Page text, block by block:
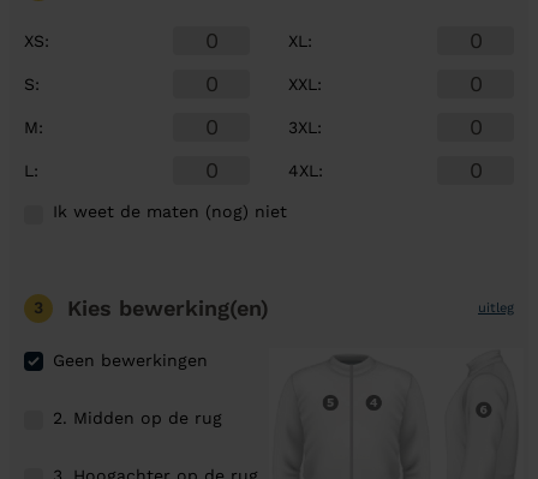
XS:
S:
M:
L :
XL :
XXL :
3XL :
4XL :
Ik weet de maten (nog) niet
3 Kies bewerking(en) uitleg
Geen bewerkingen
2. Midden op de rug